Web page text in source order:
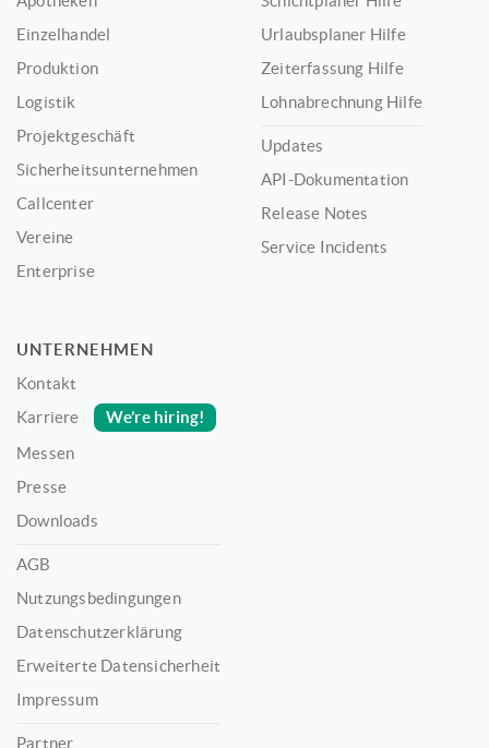
Einzelhandel
Produktion
Logistik
Projektgeschäft
Sicherheitsunternehmen
Callcenter
Vereine
Enterprise
Urlaubsplaner Hilfe
Zeiterfassung Hilfe
Lohnabrechnung Hilfe
Updates
API-Dokumentation
Release Notes
Service Incidents
UNTERNEHMEN
Kontakt
Karriere
We’re hiring!
Messen
Presse
Downloads
AGB
Nutzungsbedingungen
Datenschutzerklärung
Erweiterte Datensicherheit
Impressum
Partner